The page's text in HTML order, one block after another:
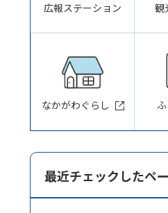
広報ステーション 観
なかがわぐらし
最近チェックしたペ